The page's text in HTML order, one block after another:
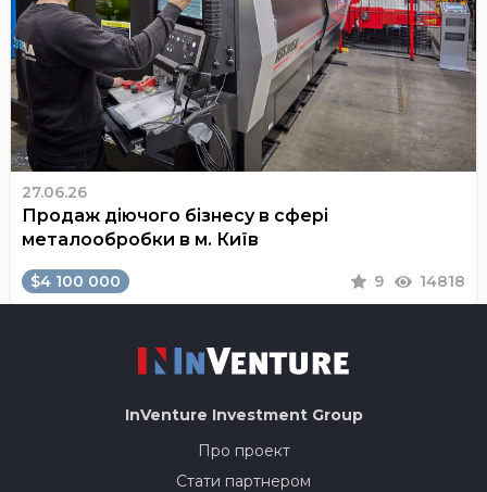
27.06.26
Продаж діючого бізнесу в сфері
металообробки в м. Київ
$4 100 000 9 14818
InVenture Investment Group
Про проект
Стати партнером